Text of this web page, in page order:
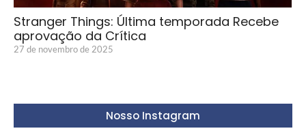
Stranger Things: Última temporada Recebe
aprovação da Crítica
27 de novembro de 2025
Nosso Instagram